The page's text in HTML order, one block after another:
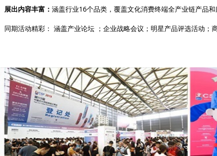
展出内容丰富： 涵盖行业16个品类，覆盖文化消费终端全产业链产品
同期活动精彩： 涵盖产业论坛 ；企业战略会议；明星产品评选活动；